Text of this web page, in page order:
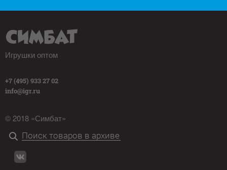
Игрушки оптом
+7 (495) 933 27 02
info@igr.ru
© 2018 «Симбат»